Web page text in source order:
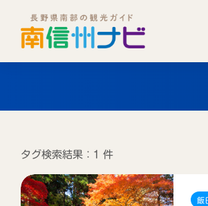
タグ検索結果：1 件
飯